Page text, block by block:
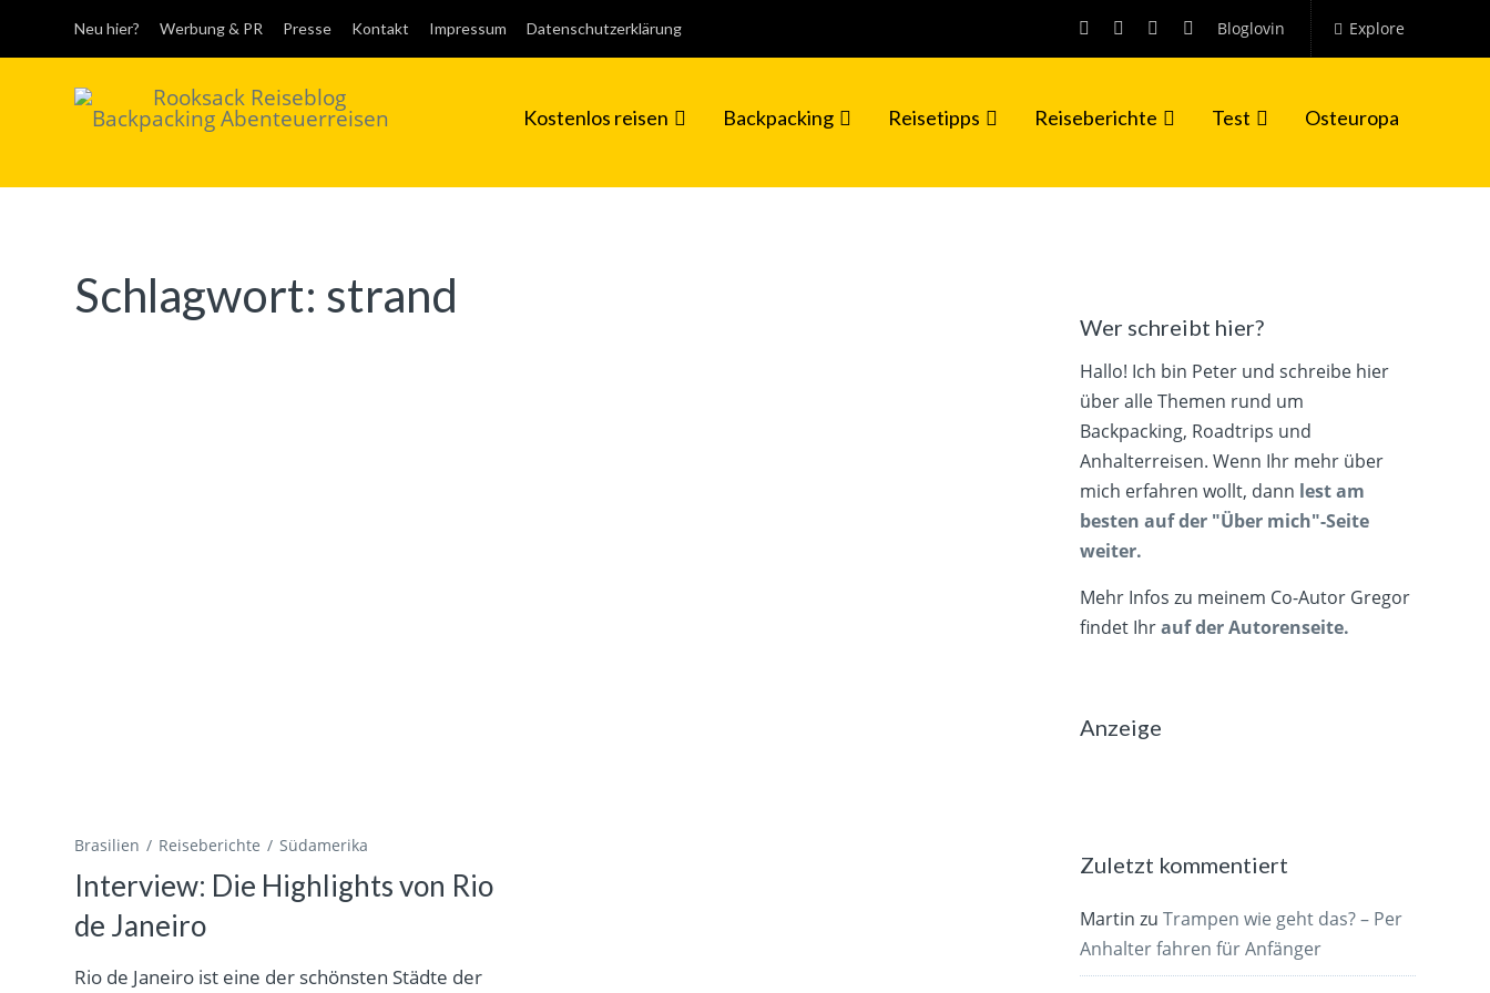
Neu hier? Werbung & PR Presse Kontakt Impressum Datenschutzerklärung Bloglovin Explore
Reiseblog für
Kostenlos reisen Backpacking Reisetipps Reiseberichte Test Osteuropa
Schlagwort: strand
Brasilien Reiseberichte Südamerika
Interview: Die Highlights von Rio
de Janeiro
Rio de Janeiro ist eine der schönsten Städte der
Wer schreibt hier?
Hallo! Ich bin Peter und schreibe hier
über alle Themen rund um
Backpacking, Roadtrips und
Anhalterreisen. Wenn Ihr mehr über
mich erfahren wollt, dann lest am
besten auf der "Über mich"-Seite
weiter.
Mehr Infos zu meinem Co-Autor Gregor
findet Ihrauf der Autorenseite.
Anzeige
Zuletzt kommentiert
Martin zuTrampen wie geht das? – Per
Anhalter fahren für Anfänger